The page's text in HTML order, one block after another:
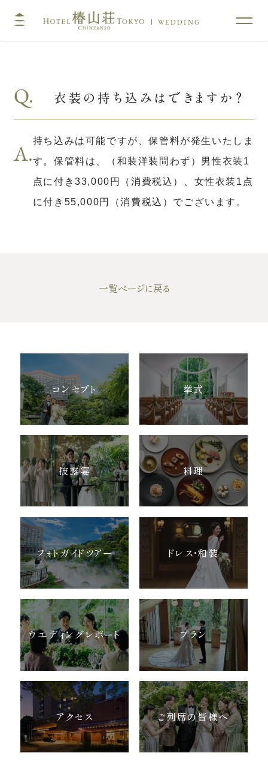
WEDDING
挙式
キリスト教式・人前式
神前挙式
神社挙式
披露宴
大披露宴会場
中披露宴会場
小披露宴会場
料亭ウエディング
トピックス 結婚準備ガイド
お問い合わせ・
資料請求
ご成約者様へ
ご不明な点やご相談など、
お気軽にお問い合せください
お問合せ ・ 資料請求
ブライダルフェア
ホテル椿山荘東京
TEL.03-3943-0417
Q. 衣装の持ち込みはできますか？
A.持ち込みは可能ですが、保管料が発生いたしま
す。保管料は、（和装洋装問わず）男性衣装1
点に付き33,000円（消費税込）、女性衣装1点
に付き55,000円（消費税込）でございます。
一覧ページに戻る
コンセプト 挙式
披露宴 料理
フォトガイドツアー ドレス・和装
ウエディングレポート プラン
アクセス ご列席の皆様へ